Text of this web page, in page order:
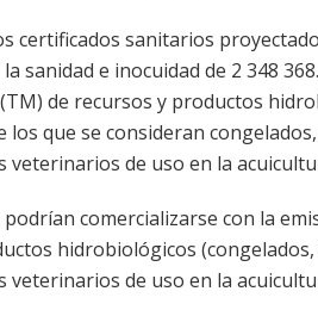
certificados sanitarios
sanidad e inocuidad de 2 348
de recursos y productos
los que se consideran
veterinarios de uso en la
podrían comercializarse con la
hidrobiológicos
veterinarios de uso en la